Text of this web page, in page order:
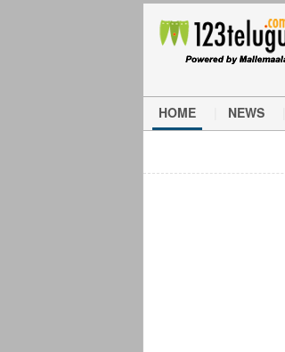
HOME NEWS